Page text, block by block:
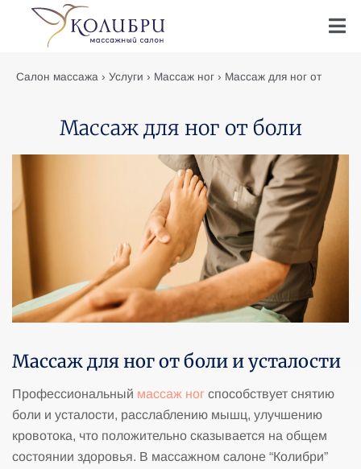
Салон массажа › Услуги › Массаж ног › Массаж для ног от
Массаж для ног от боли
Массаж для ног от боли и усталости
Профессиональный массаж ног способствует снятию
боли и усталости, расслаблению мышц, улучшению
кровотока, что положительно сказывается на общем
состоянии здоровья. В массажном салоне “Колибри”